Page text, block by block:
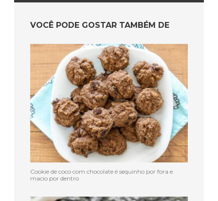
VOCÊ PODE GOSTAR TAMBÉM DE
Cookie de coco com chocolate é sequinho por fora e
macio por dentro